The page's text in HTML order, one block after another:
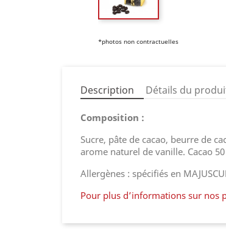
*photos non contractuelles
Description Détails du
Composition :
Sucre, pâte de cacao, beurre de
arome naturel de vanille. Cacao
Allergènes : spécifiés en
Pour plus d’informations sur nos